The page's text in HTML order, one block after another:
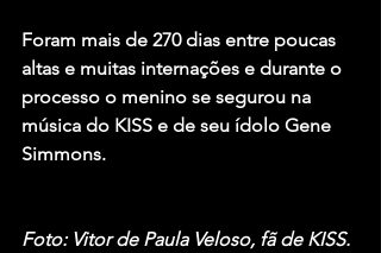
Foram mais de 270 dias entre poucas
altas e muitas internações e durante o
processo o menino se segurou na
música do KISS e de seu ídolo Gene
Simmons.
Foto: Vitor de Paula Veloso, fã de KISS.